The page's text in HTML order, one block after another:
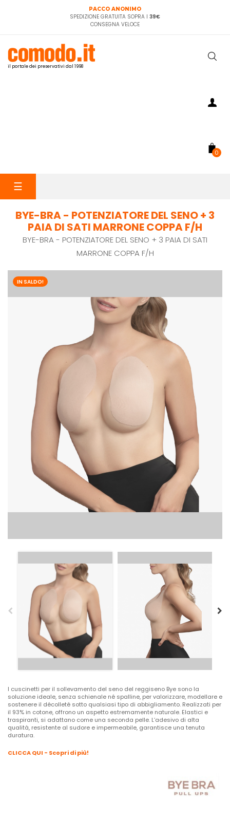
PACCO ANONIMO
SPEDIZIONE GRATUITA SOPRA I 39€
CONSEGNA VELOCE
il portale dei preservativi dal 1998
0
navigazione
☰
BYE-BRA - POTENZIATORE DEL SENO + 3
PAIA DI SATI MARRONE COPPA F/H
BYE-BRA - POTENZIATORE DEL SENO + 3 PAIA DI SATI
MARRONE COPPA F/H
IN SALDO!
I cuscinetti per il sollevamento del seno del reggiseno Bye sono la
soluzione ideale, senza schienale né spalline, per valorizzare, modellare e
sostenere il décolleté sotto qualsiasi tipo di abbigliamento. Realizzati per
il 93% in cotone, offrono un aspetto estremamente naturale. Elastici e
traspiranti, si adattano come una seconda pelle. L’adesivo di alta
qualità, resistente al sudore e impermeabile, garantisce una tenuta
duratura.
CLICCA QUI - Scopri di più!